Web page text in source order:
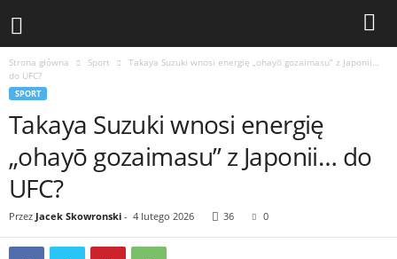
Strona główna Sport
Takaya Suzuki wnosi energię „ohayō gozaimasu” z Japonii…
do UFC?
SPORT
Takaya Suzuki wnosi energię
„ohayō gozaimasu” z Japonii… do
UFC?
Przez Jacek Skowronski - 4 lutego 2026 36 0